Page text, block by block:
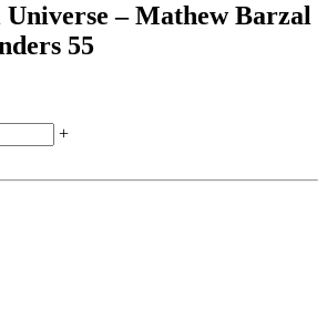
Universe – Mathew Barzal
55
+